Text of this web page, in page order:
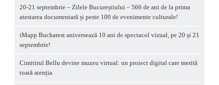
20-21 septembrie – Zilele Bucureștiului – 566 de ani de la prima
atestarea documentară și peste 100 de evenimente culturale!
iMapp Bucharest aniversează 10 ani de spectacol vizual, pe 20 și 21
septembrie!
Cimitirul Bellu devine muzeu virtual: un proiect digital care merită
toată atenția